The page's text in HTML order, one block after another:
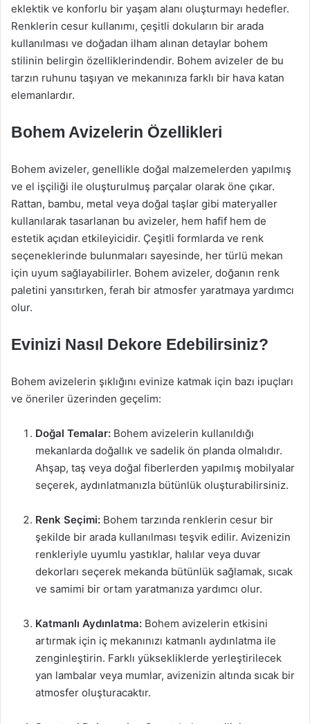
eklektik ve konforlu bir yaşam alanı oluşturmayı hedefler.
Renklerin cesur kullanımı, çeşitli dokuların bir arada
kullanılması ve doğadan ilham alınan detaylar bohem
stilinin belirgin özelliklerindendir. Bohem avizeler de bu
tarzın ruhunu taşıyan ve mekanınıza farklı bir hava katan
elemanlardır.
Bohem Avizelerin Özellikleri
Bohem avizeler, genellikle doğal malzemelerden yapılmış
ve el işçiliği ile oluşturulmuş parçalar olarak öne çıkar.
Rattan, bambu, metal veya doğal taşlar gibi materyaller
kullanılarak tasarlanan bu avizeler, hem hafif hem de
estetik açıdan etkileyicidir. Çeşitli formlarda ve renk
seçeneklerinde bulunmaları sayesinde, her türlü mekan
için uyum sağlayabilirler. Bohem avizeler, doğanın renk
paletini yansıtırken, ferah bir atmosfer yaratmaya yardımcı
olur.
Evinizi Nasıl Dekore Edebilirsiniz?
Bohem avizelerin şıklığını evinize katmak için bazı ipuçları
ve öneriler üzerinden geçelim:
Doğal Temalar: Bohem avizelerin kullanıldığı
mekanlarda doğallık ve sadelik ön planda olmalıdır.
Ahşap, taş veya doğal fiberlerden yapılmış mobilyalar
seçerek, aydınlatmanızla bütünlük oluşturabilirsiniz.
Renk Seçimi: Bohem tarzında renklerin cesur bir
şekilde bir arada kullanılması teşvik edilir. Avizenizin
renkleriyle uyumlu yastıklar, halılar veya duvar
dekorları seçerek mekanda bütünlük sağlamak, sıcak
ve samimi bir ortam yaratmanıza yardımcı olur.
Katmanlı Aydınlatma: Bohem avizelerin etkisini
artırmak için iç mekanınızı katmanlı aydınlatma ile
zenginleştirin. Farklı yüksekliklerde yerleştirilecek
yan lambalar veya mumlar, avizenizin altında sıcak bir
atmosfer oluşturacaktır.